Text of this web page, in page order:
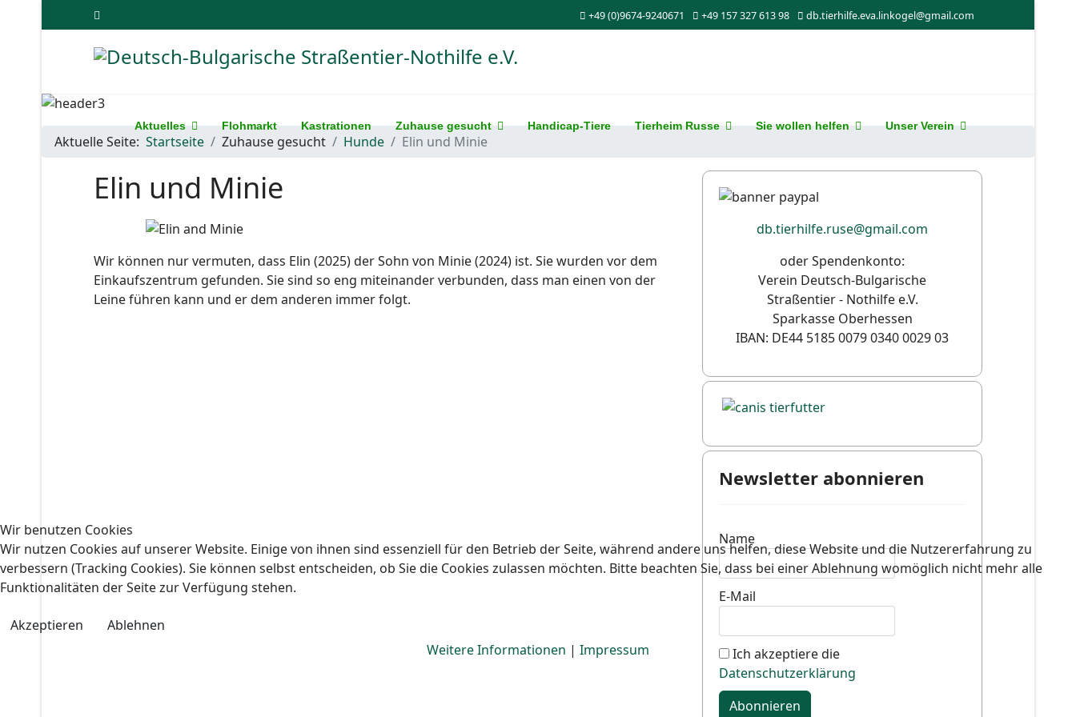
+49 (0)9674-9240671 +49 157 327 613 98 db.tierhilfe.eva.linkogel@gmail.com
Aktuelles Flohmarkt Kastrationen Zuhause gesucht Handicap-Tiere Tierheim Russe Sie wollen helfen Unser Verein
Aktuelle Seite: Startseite Zuhause gesucht Hunde Elin und Minie
Elin und Minie
Wir können nur vermuten, dass Elin (2025) der Sohn von Minie (2024) ist. Sie wurden vor dem
Einkaufszentrum gefunden. Sie sind so eng miteinander verbunden, dass man einen von der
Leine führen kann und er dem anderen immer folgt.
db.tierhilfe.ruse@gmail.com
oder Spendenkonto:
Verein Deutsch-Bulgarische
Straßentier - Nothilfe e.V.
Sparkasse Oberhessen
IBAN: DE44 5185 0079 0340 0029 03
Newsletter abonnieren
Name
E-Mail
Ich akzeptiere die
Datenschutzerklärung
Abonnieren
Wir benutzen Cookies
Wir nutzen Cookies auf unserer Website. Einige von ihnen sind essenziell für den Betrieb der Seite, während andere uns helfen, diese Website und die Nutzererfahrung zu
verbessern (Tracking Cookies). Sie können selbst entscheiden, ob Sie die Cookies zulassen möchten. Bitte beachten Sie, dass bei einer Ablehnung womöglich nicht mehr alle
Funktionalitäten der Seite zur Verfügung stehen.
Akzeptieren
Ablehnen
Weitere Informationen | Impressum